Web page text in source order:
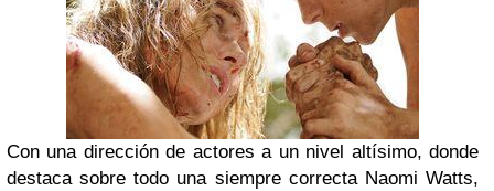
Con una dirección de actores a un nivel altísimo, donde
destaca sobre todo una siempre correcta Naomi Watts,